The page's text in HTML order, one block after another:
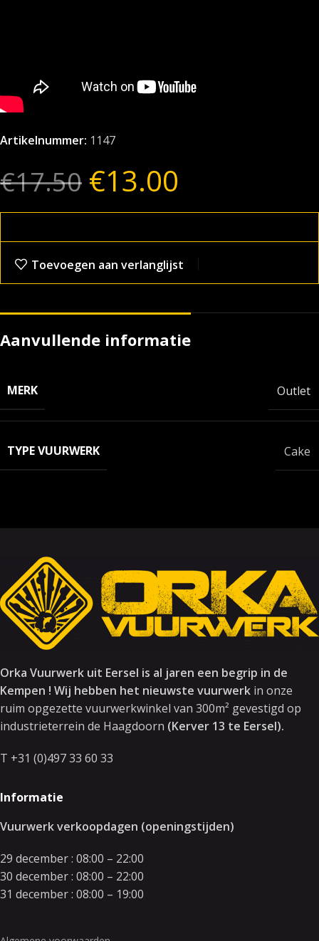
Artikelnummer: 1147
€17.50 €13.00
Toevoegen aan verlanglijst
Aanvullende informatie
MERK Outlet
TYPE VUURWERK Cake
Orka Vuurwerk uit Eersel is al jaren een begrip in de
Kempen ! Wij hebben het nieuwste vuurwerk in onze
ruim opgezette vuurwerkwinkel van 300m² gevestigd op
industrieterrein de Haagdoorn (Kerver 13 te Eersel).
T +31 (0)497 33 60 33
Informatie
Vuurwerk verkoopdagen (openingstijden)
29 december : 08:00 – 22:00
30 december : 08:00 – 22:00
31 december : 08:00 – 19:00